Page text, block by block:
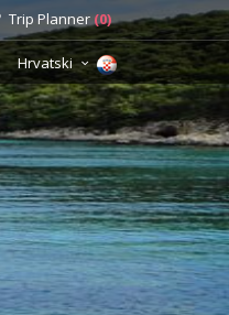
Trip Planner (0)
Hrvatski